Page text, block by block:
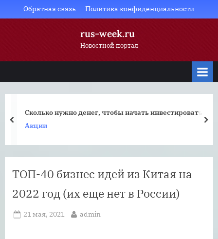
to
Обратная связь Политика конфиденциальности
rus-week.ru
Новостной портал
Сколько нужно денег, чтобы начать инвестировать
Акции
prev
ТОП-40 бизнес идей из Китая на
2022 год (их еще нет в России)
Posted
21 мая, 2021 By
admin